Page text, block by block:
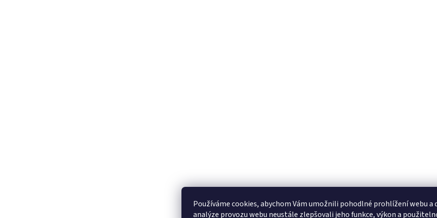
Používáme cookies, abychom Vám umožnili pohodlné prohlížení webu a
analýze provozu webu neustále zlepšovali jeho funkce, výkon a